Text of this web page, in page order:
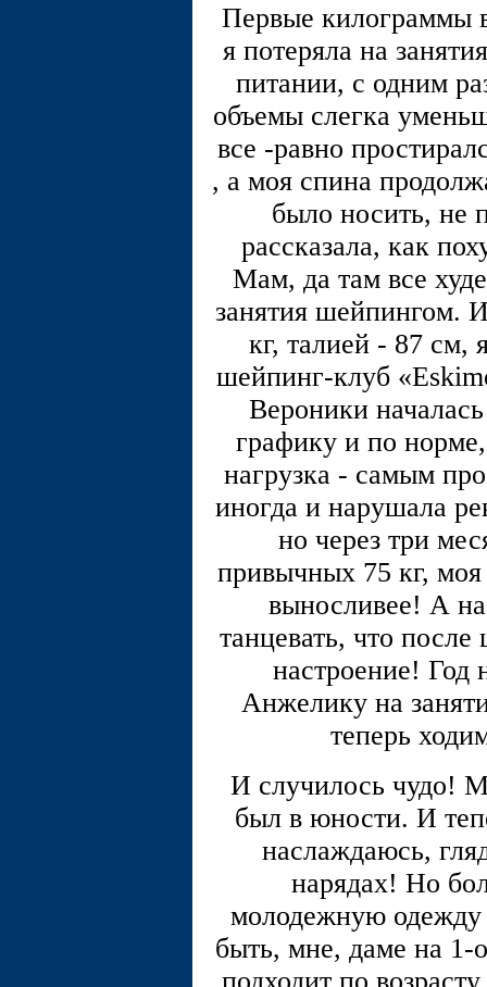
Первые килограммы
я потеряла на
питании, с одним
объемы слегка
все -равно
, а моя спина
было носить, не
рассказала, как
Мам, да там все
занятия шейпингом.
кг, талией - 87 см,
шейпинг-клуб
Вероники
графику и по
нагрузка - самым
иногда и нарушала
но через три
привычных 75 кг, моя
выносливее! А
танцевать, что
настроение! Год
Анжелику на
теперь
И случилось чудо!
был в юности. И
наслаждаюсь,
нарядах! Но
молодежную одежду
быть, мне, даме на 1-